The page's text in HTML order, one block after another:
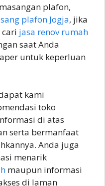
plafon,
plafon Jogja, jika
jasa renov rumah
saat Anda
untuk keperluan
kami
toko
di atas
serta bermanfaat
Anda juga
menarik
maupun informasi
di laman